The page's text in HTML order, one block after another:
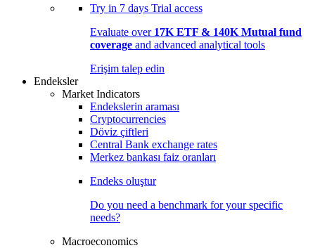
Try in 7 days Trial access
Evaluate over 17K ETF & 140K Mutual fund
coverage and advanced analytical tools
Erişim talep edin
Endeksler
Market Indicators
Endekslerin araması
Cryptocurrencies
Döviz çiftleri
Central Bank exchange rates
Merkez bankası faiz oranları
Endeks oluştur
Do you need a benchmark for your specific
needs?
Macroeconomics